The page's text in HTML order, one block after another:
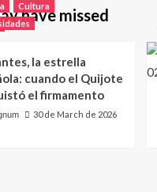
have missed
Cultura
la estrella
cuando el Quijote
el firmamento
30 de March de 2026